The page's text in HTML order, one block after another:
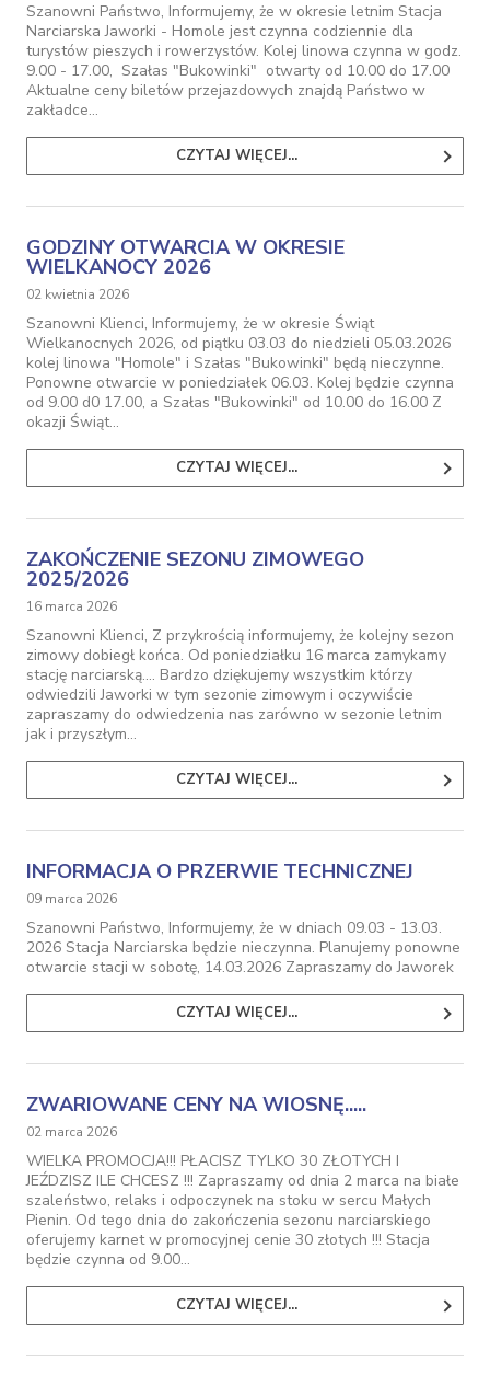
Szanowni Państwo, Informujemy, że w okresie letnim Stacja
Narciarska Jaworki - Homole jest czynna codziennie dla
turystów pieszych i rowerzystów. Kolej linowa czynna w godz.
9.00 - 17.00, Szałas "Bukowinki" otwarty od 10.00 do 17.00
Aktualne ceny biletów przejazdowych znajdą Państwo w
zakładce…
CZYTAJ WIĘCEJ...
GODZINY OTWARCIA W OKRESIE
WIELKANOCY 2026
02 kwietnia 2026
Szanowni Klienci, Informujemy, że w okresie Świąt
Wielkanocnych 2026, od piątku 03.03 do niedzieli 05.03.2026
kolej linowa "Homole" i Szałas "Bukowinki" będą nieczynne.
Ponowne otwarcie w poniedziałek 06.03. Kolej będzie czynna
od 9.00 d0 17.00, a Szałas "Bukowinki" od 10.00 do 16.00 Z
okazji Świąt…
CZYTAJ WIĘCEJ...
ZAKOŃCZENIE SEZONU ZIMOWEGO
2025/2026
16 marca 2026
Szanowni Klienci, Z przykrością informujemy, że kolejny sezon
zimowy dobiegł końca. Od poniedziałku 16 marca zamykamy
stację narciarską.... Bardzo dziękujemy wszystkim którzy
odwiedzili Jaworki w tym sezonie zimowym i oczywiście
zapraszamy do odwiedzenia nas zarówno w sezonie letnim
jak i przyszłym…
CZYTAJ WIĘCEJ...
INFORMACJA O PRZERWIE TECHNICZNEJ
09 marca 2026
Szanowni Państwo, Informujemy, że w dniach 09.03 - 13.03.
2026 Stacja Narciarska będzie nieczynna. Planujemy ponowne
otwarcie stacji w sobotę, 14.03.2026 Zapraszamy do Jaworek
CZYTAJ WIĘCEJ...
ZWARIOWANE CENY NA WIOSNĘ.....
02 marca 2026
WIELKA PROMOCJA!!! PŁACISZ TYLKO 30 ZŁOTYCH I
JEŹDZISZ ILE CHCESZ !!! Zapraszamy od dnia 2 marca na białe
szaleństwo, relaks i odpoczynek na stoku w sercu Małych
Pienin. Od tego dnia do zakończenia sezonu narciarskiego
oferujemy karnet w promocyjnej cenie 30 złotych !!! Stacja
będzie czynna od 9.00…
CZYTAJ WIĘCEJ...